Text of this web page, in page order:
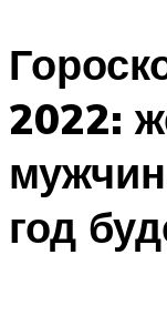
2022:
год